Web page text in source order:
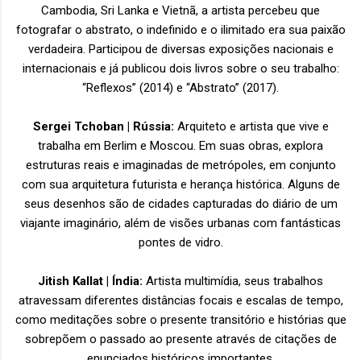
Cambodia, Sri Lanka e Vietnã, a artista percebeu que
fotografar o abstrato, o indefinido e o ilimitado era sua paixão
verdadeira. Participou de diversas exposições nacionais e
internacionais e já publicou dois livros sobre o seu trabalho:
“Reflexos” (2014) e “Abstrato” (2017).
Sergei Tchoban | Rússia: Arquiteto e artista que vive e
trabalha em Berlim e Moscou. Em suas obras, explora
estruturas reais e imaginadas de metrópoles, em conjunto
com sua arquitetura futurista e herança histórica. Alguns de
seus desenhos são de cidades capturadas do diário de um
viajante imaginário, além de visões urbanas com fantásticas
pontes de vidro.
Jitish Kallat | Índia: Artista multimídia, seus trabalhos
atravessam diferentes distâncias focais e escalas de tempo,
como meditações sobre o presente transitório e histórias que
sobrepõem o passado ao presente através de citações de